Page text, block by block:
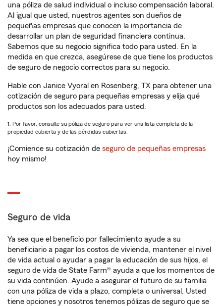
una póliza de salud individual o incluso compensación laboral.
Al igual que usted, nuestros agentes son dueños de
pequeñas empresas que conocen la importancia de
desarrollar un plan de seguridad financiera continua.
Sabemos que su negocio significa todo para usted. En la
medida en que crezca, asegúrese de que tiene los productos
de seguro de negocio correctos para su negocio.
Hable con Janice Vyoral en Rosenberg, TX para obtener una
cotización de seguro para pequeñas empresas y elija qué
productos son los adecuados para usted.
1. Por favor, consulte su póliza de seguro para ver una lista completa de la
propiedad cubierta y de las pérdidas cubiertas.
¡Comience su cotización de seguro de pequeñas empresas
hoy mismo!
Seguro de vida
Ya sea que el beneficio por fallecimiento ayude a su
beneficiario a pagar los costos de vivienda, mantener el nivel
de vida actual o ayudar a pagar la educación de sus hijos, el
seguro de vida de State Farm® ayuda a que los momentos de
su vida continúen. Ayude a asegurar el futuro de su familia
con una póliza de vida a plazo, completa o universal. Usted
tiene opciones y nosotros tenemos pólizas de seguro que se